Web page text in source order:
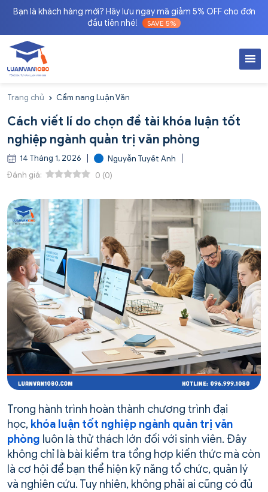
Bạn là khách hàng mới? Hãy lưu ngay mã giảm 5% OFF cho đơn
đầu tiên nhé!
SAVE 5%
Trang chủ Cẩm nang Luận Văn
Cách viết lí do chọn đề tài khóa luận tốt
nghiệp ngành quản trị văn phòng
14 Tháng 1, 2026
Nguyễn Tuyết Anh
Đánh giá:
0 (0)
Trong hành trình hoàn thành chương trình đại
học, khóa luận tốt nghiệp ngành quản trị văn
phòng luôn là thử thách lớn đối với sinh viên. Đây
không chỉ là bài kiểm tra tổng hợp kiến thức mà còn
là cơ hội để bạn thể hiện kỹ năng tổ chức, quản lý
và nghiên cứu. Tuy nhiên, không phải ai cũng có đủ